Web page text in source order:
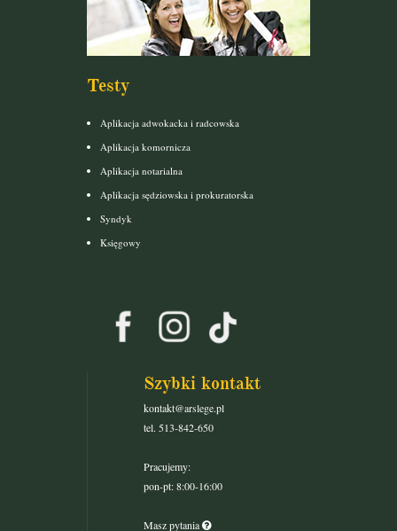
Testy
Aplikacja adwokacka i radcowska
Aplikacja komornicza
Aplikacja notarialna
Aplikacja sędziowska i prokuratorska
Syndyk
Księgowy
Szybki kontakt
kontakt@arslege.pl
tel. 513-842-650
Pracujemy:
pon-pt: 8:00-16:00
Masz pytania